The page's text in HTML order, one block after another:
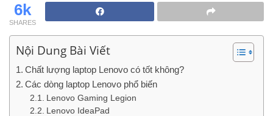
6k
SHARES
Nội Dung Bài Viết
Chất lượng laptop Lenovo có tốt không?
Các dòng laptop Lenovo phổ biến
Lenovo Gaming Legion
Lenovo IdeaPad